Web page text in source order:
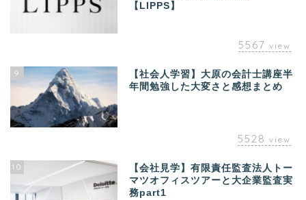
【LIPPS】
5567 view
9
【社会人学習】大原の会計士講座半
年間勉強した大変さと感想まとめ
5528 view
10
【会社見学】有限責任監査法人トー
マツオフィスツアーと大企業監査実
務part1